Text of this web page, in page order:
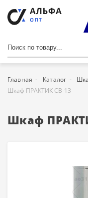
Главная Каталог
Шкаф ПРАКТИК СВ-13
Шкаф